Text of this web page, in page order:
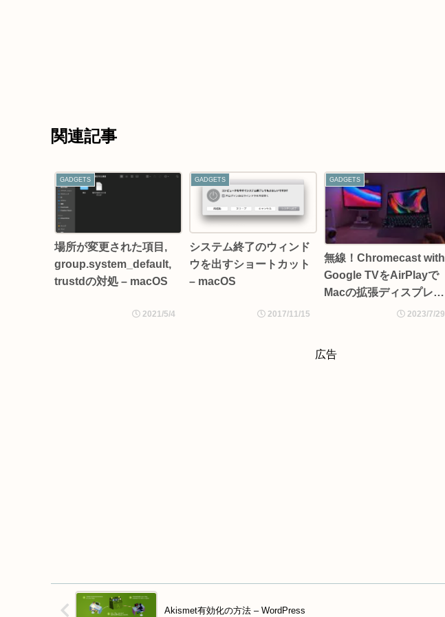
関連記事
GADGETS
場所が変更された項目,
group.system_default,
trustdの対処 – macOS
2021/5/4
GADGETS
システム終了のウィンド
ウを出すショートカット
– macOS
2017/11/15
GADGETS
無線！Chromecast with
Google TVをAirPlayで
Macの拡張ディスプレイ
にするアプリ –
2023/7/29
広告
Akismet有効化の方法 – WordPress